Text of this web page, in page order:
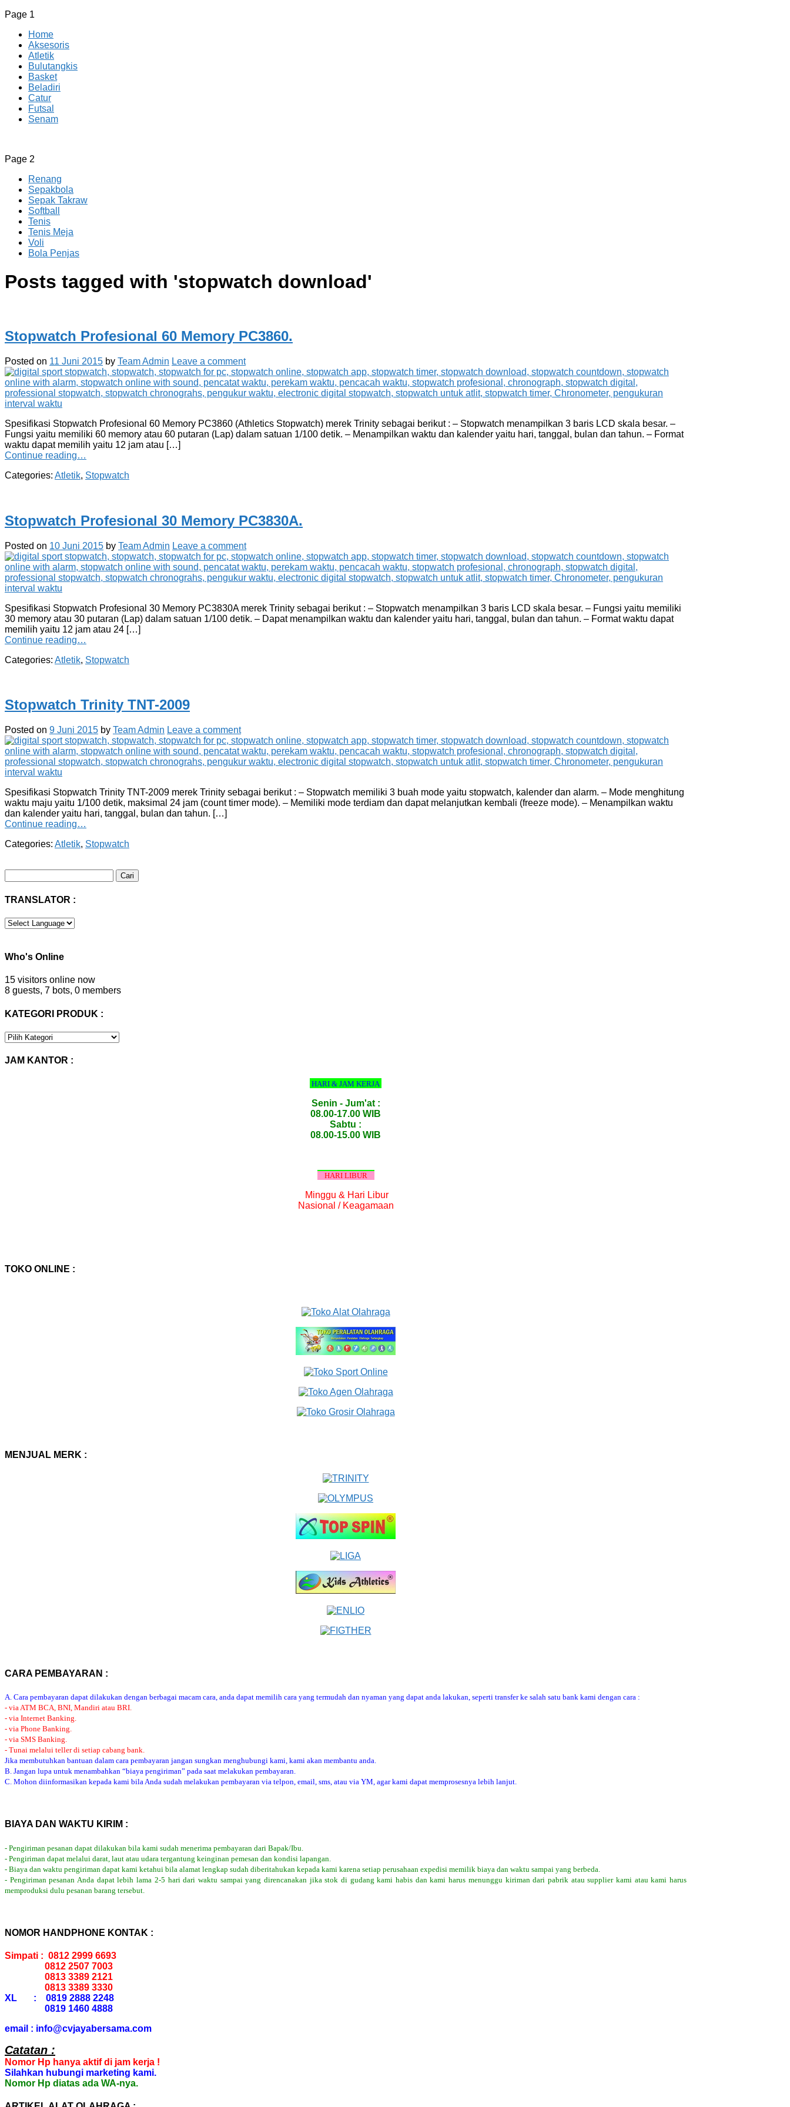
Page 1
Home
Aksesoris
Atletik
Bulutangkis
Basket
Beladiri
Catur
Futsal
Senam
CV JAYA BERSAMA Co Id
Menyediakan Semua Perlengkapan Olahraga Yang Lengkap, Berkualitas Dengan Harga Yang Murah
Page 2
Renang
Sepakbola
Sepak Takraw
Softball
Tenis
Tenis Meja
Voli
Bola Penjas
Posts tagged with 'stopwatch download'
Stopwatch Profesional 60 Memory PC3860.
Posted on 11 Juni 2015 by Team Admin Leave a comment
Spesifikasi Stopwatch Profesional 60 Memory PC3860 (Athletics Stopwatch) merek Trinity sebagai berikut : – Stopwatch menampilkan 3 baris LCD skala besar. –
Fungsi yaitu memiliki 60 memory atau 60 putaran (Lap) dalam satuan 1/100 detik. – Menampilkan waktu dan kalender yaitu hari, tanggal, bulan dan tahun. – Format
waktu dapat memilih yaitu 12 jam atau […]
Continue reading…
Categories: Atletik, Stopwatch
Stopwatch Profesional 30 Memory PC3830A.
Posted on 10 Juni 2015 by Team Admin Leave a comment
Spesifikasi Stopwatch Profesional 30 Memory PC3830A merek Trinity sebagai berikut : – Stopwatch menampilkan 3 baris LCD skala besar. – Fungsi yaitu memiliki
30 memory atau 30 putaran (Lap) dalam satuan 1/100 detik. – Dapat menampilkan waktu dan kalender yaitu hari, tanggal, bulan dan tahun. – Format waktu dapat
memilih yaitu 12 jam atau 24 […]
Continue reading…
Categories: Atletik, Stopwatch
Stopwatch Trinity TNT-2009
Posted on 9 Juni 2015 by Team Admin Leave a comment
Spesifikasi Stopwatch Trinity TNT-2009 merek Trinity sebagai berikut : – Stopwatch memiliki 3 buah mode yaitu stopwatch, kalender dan alarm. – Mode menghitung
waktu maju yaitu 1/100 detik, maksimal 24 jam (count timer mode). – Memiliki mode terdiam dan dapat melanjutkan kembali (freeze mode). – Menampilkan waktu
dan kalender yaitu hari, tanggal, bulan dan tahun. […]
Continue reading…
Categories: Atletik, Stopwatch
untuk:
TRANSLATOR :
Who's Online
15 visitors online now
8 guests, 7 bots, 0 members
KATEGORI PRODUK :
KATEGORI
JAM KANTOR :
HARI & JAM KERJA
Senin - Jum'at :
08.00-17.00 WIB
Sabtu :
08.00-15.00 WIB
HARI LIBUR
Minggu & Hari Libur
Nasional / Keagamaan
TOKO ONLINE :
MENJUAL MERK :
CARA PEMBAYARAN :
A. Cara pembayaran dapat dilakukan dengan berbagai macam cara, anda dapat memilih cara yang termudah dan nyaman yang dapat anda lakukan, seperti transfer ke salah satu bank kami dengan cara :
- via ATM BCA, BNI, Mandiri atau BRI.
- via Internet Banking.
- via Phone Banking.
- via SMS Banking.
- Tunai melalui teller di setiap cabang bank.
Jika membutuhkan bantuan dalam cara pembayaran jangan sungkan menghubungi kami, kami akan membantu anda.
B. Jangan lupa untuk menambahkan “biaya pengiriman” pada saat melakukan pembayaran.
C. Mohon diinformasikan kepada kami bila Anda sudah melakukan pembayaran via telpon, email, sms, atau via YM, agar kami dapat memprosesnya lebih lanjut.
BIAYA DAN WAKTU KIRIM :
- Pengiriman pesanan dapat dilakukan bila kami sudah menerima pembayaran dari Bapak/Ibu.
- Pengiriman dapat melalui darat, laut atau udara tergantung keinginan pemesan dan kondisi lapangan.
- Biaya dan waktu pengiriman dapat kami ketahui bila alamat lengkap sudah diberitahukan kepada kami karena setiap perusahaan expedisi memilik biaya dan waktu sampai yang berbeda.
- Pengiriman pesanan Anda dapat lebih lama 2-5 hari dari waktu sampai yang direncanakan jika stok di gudang kami habis dan kami harus menunggu kiriman dari pabrik atau supplier kami atau kami harus
memproduksi dulu pesanan barang tersebut.
NOMOR HANDPHONE KONTAK :
Simpati : 0812 2999 6693
0812 2507 7003
0813 3389 2121
0813 3389 3330
XL : 0819 2888 2248
0819 1460 4888
email : info@cvjayabersama.com
Catatan :
Nomor Hp hanya aktif di jam kerja !
Silahkan hubungi marketing kami.
Nomor Hp diatas ada WA-nya.